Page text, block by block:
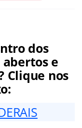
dos
e
Clique nos